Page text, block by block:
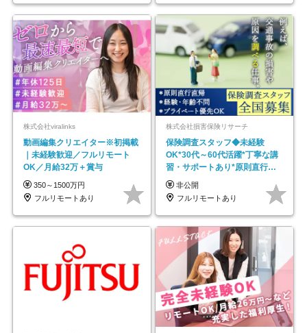
株式会社viralinks
動画編集クリエイター※初掲載
｜未経験歓迎／フルリモート
OK／月給32万＋賞与
350～1500万円
フルリモートあり
株式会社損害保険リサーチ
保険調査スタッフ◆未経験
OK*30代～60代活躍*丁寧な講
習・サポートあり*原則直行直
帰／全国募集・業務委託
非公開
フルリモートあり